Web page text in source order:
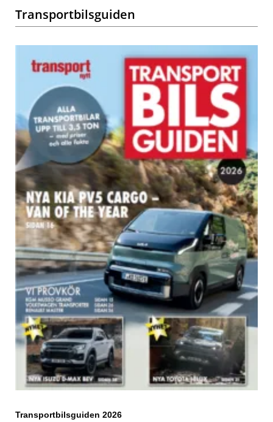
Transportbilsguiden
Transportbilsguiden 2026